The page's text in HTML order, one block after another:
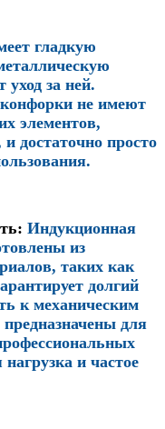
гладкую
уход за ней.
не имеют
элементов,
достаточно просто
: Индукционная
из
таких как
долгий
к механическим
для
и частое